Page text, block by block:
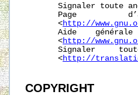
Signaler toute
Page
       <
http://
Aide    générale
       <
http://
Signaler
       <
http://
COPYRIGHT